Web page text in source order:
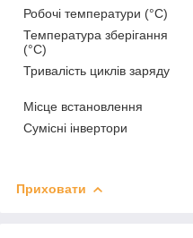
Робочі температури (°C)
Температура зберігання
(°C)
Тривалість циклів заряду
Місце встановлення
Сумісні інвертори
Приховати